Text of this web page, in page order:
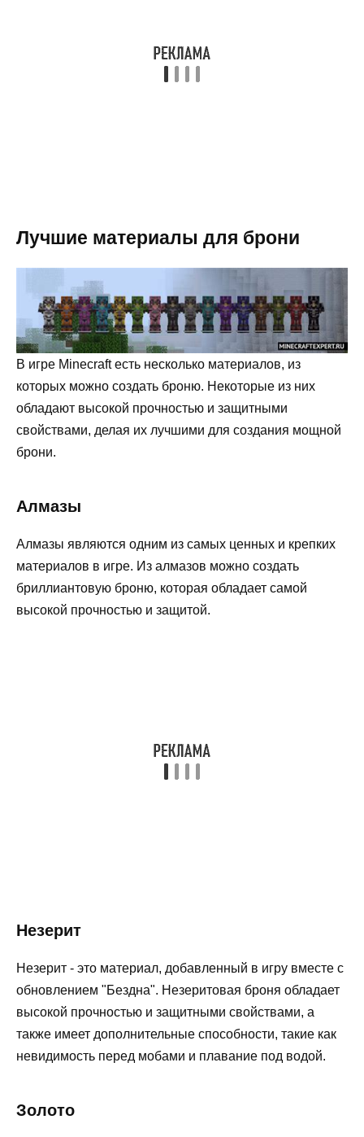
Лучшие материалы для брони
В игре Minecraft есть несколько материалов, из
которых можно создать броню. Некоторые из них
обладают высокой прочностью и защитными
свойствами, делая их лучшими для создания мощной
брони.
Алмазы
Алмазы являются одним из самых ценных и крепких
материалов в игре. Из алмазов можно создать
бриллиантовую броню, которая обладает самой
высокой прочностью и защитой.
Незерит
Незерит - это материал, добавленный в игру вместе с
обновлением "Бездна". Незеритовая броня обладает
высокой прочностью и защитными свойствами, а
также имеет дополнительные способности, такие как
невидимость перед мобами и плавание под водой.
Золото